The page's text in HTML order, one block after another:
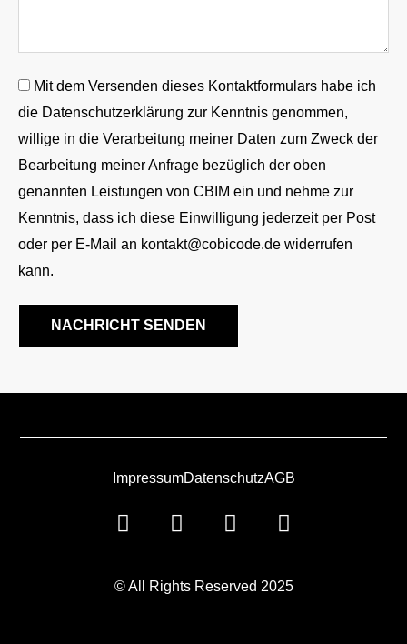
Mit dem Versenden dieses Kontaktformulars habe ich
die Datenschutzerklärung zur Kenntnis genommen,
willige in die Verarbeitung meiner Daten zum Zweck der
Bearbeitung meiner Anfrage bezüglich der oben
genannten Leistungen von CBIM ein und nehme zur
Kenntnis, dass ich diese Einwilligung jederzeit per Post
oder per E-Mail an kontakt@cobicode.de widerrufen
kann.
NACHRICHT SENDEN
ImpressumDatenschutzAGB
© All Rights Reserved 2025